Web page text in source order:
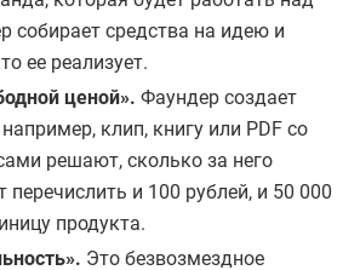
собирает средства на идею и
ее реализует.
ценой». Фаундер создает
клип, книгу или PDF со
решают, сколько за него
перечислить и 100 рублей, и 50 000
продукта.
Это безвозмездное